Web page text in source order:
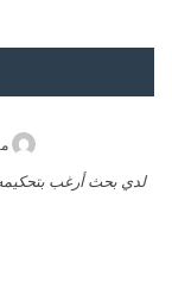
لدي بحث أرغب